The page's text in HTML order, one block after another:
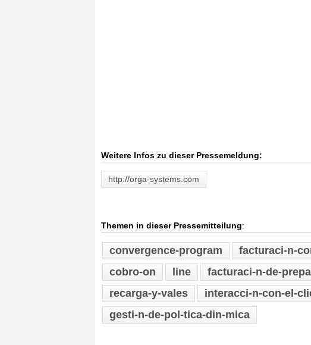
Weitere Infos zu dieser Pressemeldung:
http://orga-systems.com
Themen in dieser Pressemitteilung:
convergence-program facturaci-n-
cobro-on
line facturaci-n-de-
recarga-y-vales
interacci-n-con-el-
gesti-n-de-pol-tica-din-mica